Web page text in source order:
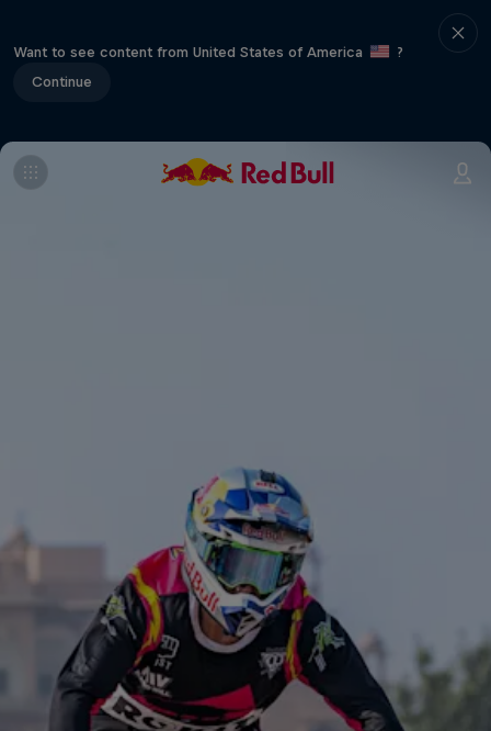
Want to see content from United States of America
?
Continue